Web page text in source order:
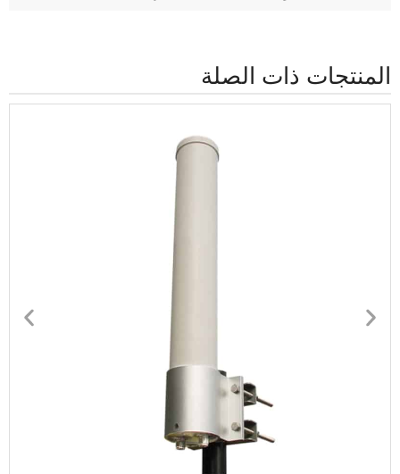
المنتجات ذات الصلة